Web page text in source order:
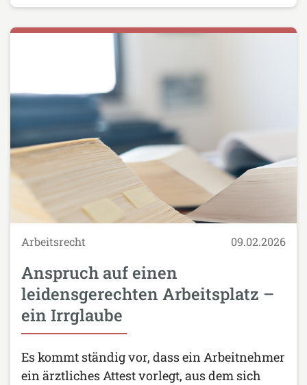
Arbeitsrecht 09.02.2026
Anspruch auf einen
leidensgerechten Arbeitsplatz –
ein Irrglaube
Es kommt ständig vor, dass ein Arbeitnehmer
ein ärztliches Attest vorlegt, aus dem sich